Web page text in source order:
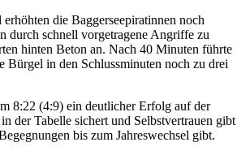
die Baggerseepiratinnen noch
durch schnell vorgetragene Angriffe zu
hinten Beton an. Nach 40 Minuten führte
Bürgel in den Schlussminuten noch zu drei
8:22 (4:9) ein deutlicher Erfolg auf der
der Tabelle sichert und Selbstvertrauen gibt
bis zum Jahreswechsel gibt.